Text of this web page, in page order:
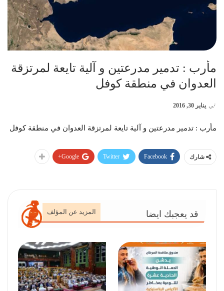
مأرب : تدمير مدرعتين و آلية تايعة لمرتزقة
العدوان في منطقة كوفل
في يناير 30, 2016
مأرب : تدمير مدرعتين و آلية تايعة لمرتزقة العدوان في منطقة كوفل
شارك Facebook
Twitter
Google+
قد يعجبك ايضا المزيد عن المؤلف